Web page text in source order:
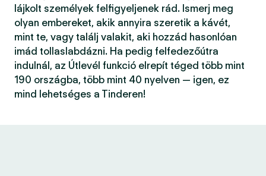
lájkolt személyek felfigyeljenek rád. Ismerj meg
olyan embereket, akik annyira szeretik a kávét,
mint te, vagy találj valakit, aki hozzád hasonlóan
imád tollaslabdázni. Ha pedig felfedezőútra
indulnál, az Útlevél funkció elrepít téged több mint
190 országba, több mint 40 nyelven — igen, ez
mind lehetséges a Tinderen!